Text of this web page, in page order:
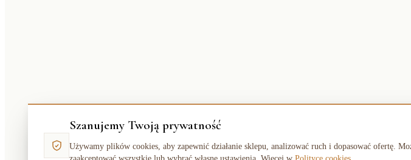
Szanujemy Twoją prywatność
Używamy plików cookies, aby zapewnić działanie sklepu, analizować ruch i dopasować ofertę.
zaakceptować wszystkie lub wybrać własne ustawienia. Więcej w Polityce cookies